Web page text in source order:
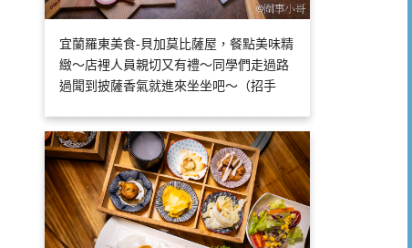
宜蘭羅東美食-貝加莫比薩屋，餐點美味精
緻～店裡人員親切又有禮～同學們走過路
過聞到披薩香氣就進來坐坐吧～（招手